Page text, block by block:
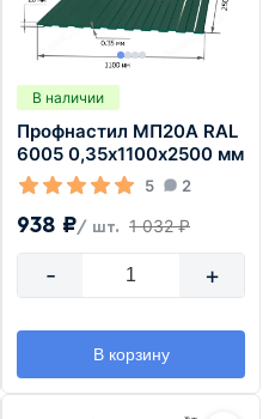
В наличии
Профнастил МП20А RAL
6005 0,35х1100х2500 мм
5 2
938 ₽/ шт. 1 032 ₽
- +
В корзину